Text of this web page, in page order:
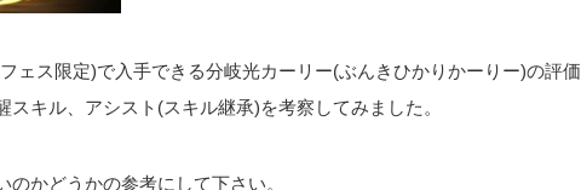
ェス限定)で入手できる分岐光カーリー(ぶんきひかりかーりー)の評価
スキル、アシスト(スキル継承)を考察してみました。
かどうかの参考にして下さい。